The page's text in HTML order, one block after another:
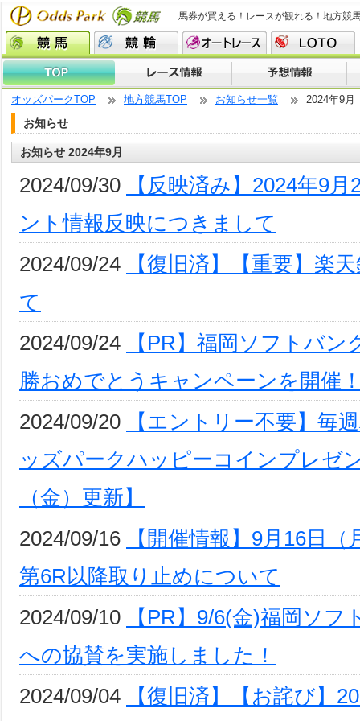
馬券が買える！レースが観れる！地方競
オッズパークTOP 地方競馬TOP お知らせ一覧 2024年9月
お知らせ
お知らせ 2024年9月
2024/09/30
【反映済み】2024年9
ント情報反映につきまして
2024/09/24
【復旧済】【重要】楽
て
2024/09/24
【PR】福岡ソフトバ
勝おめでとうキャンペーンを開催
2024/09/20
【エントリー不要】毎
ッズパークハッピーコインプレゼ
（金）更新】
2024/09/16
【開催情報】9月16日
第6R以降取り止めについて
2024/09/10
【PR】9/6(金)福岡ソ
への協賛を実施しました！
2024/09/04
【復旧済】【お詫び】